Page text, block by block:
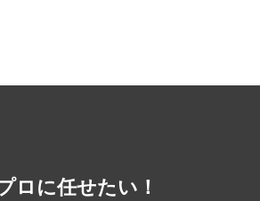
ロに任せたい！